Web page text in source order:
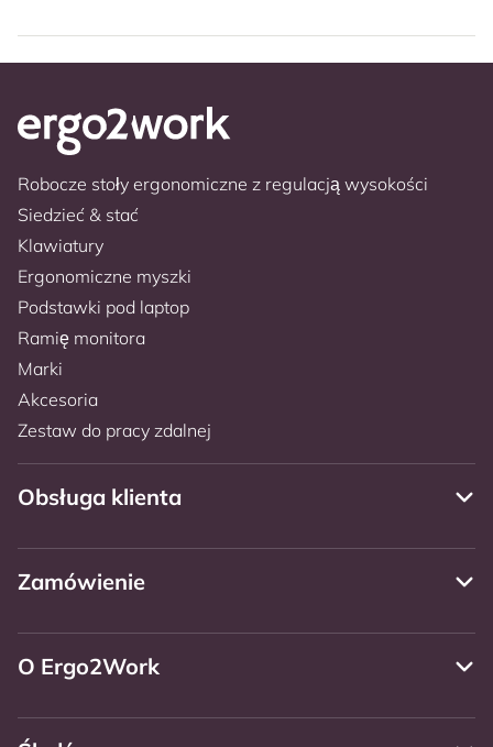
Robocze stoły ergonomiczne z regulacją wysokości
Siedzieć & stać
Klawiatury
Ergonomiczne myszki
Podstawki pod laptop
Ramię monitora
Marki
Akcesoria
Zestaw do pracy zdalnej
Obsługa klienta
Zamówienie
O Ergo2Work